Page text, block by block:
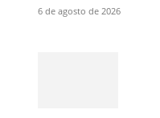
6 de agosto de 2026